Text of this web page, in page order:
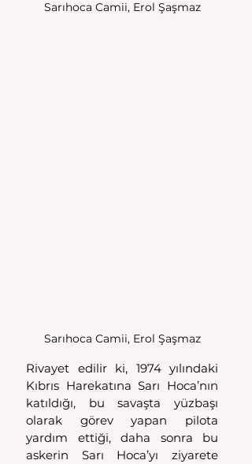
Sarıhoca Camii, Erol Şaşmaz
Sarıhoca Camii, Erol Şaşmaz
Rivayet edilir ki, 1974 yılındaki
Kıbrıs Harekatına Sarı Hoca’nın
katıldığı, bu savaşta yüzbaşı
olarak görev yapan pilota
yardım ettiği, daha sonra bu
askerin Sarı Hoca’yı ziyarete